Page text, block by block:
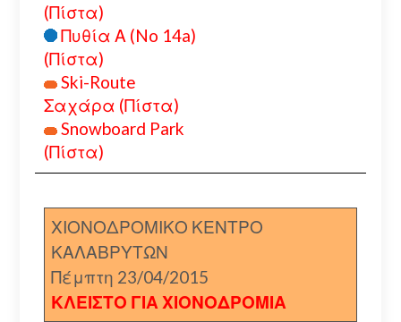
(Πίστα)
Πυθία Α (No 14a)
(Πίστα)
Ski-Route
Σαχάρα (Πίστα)
Snowboard Park
(Πίστα)
ΧΙΟΝΟΔΡΟΜΙΚΟ ΚΕΝΤΡΟ
ΚΑΛΑΒΡΥΤΩΝ
Πέμπτη 23/04/2015
ΚΛΕΙΣΤΟ ΓΙΑ ΧΙΟΝΟΔΡΟΜΙΑ